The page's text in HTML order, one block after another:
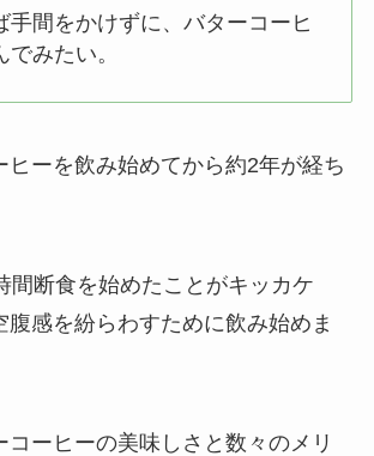
手間をかけずに、バターコーヒ
でみたい。
ヒーを飲み始めてから約2年が経ち
間断食を始めたことがキッカケ
腹感を紛らわすために飲み始めま
コーヒーの美味しさと数々のメリ